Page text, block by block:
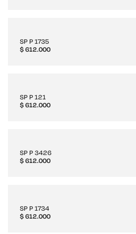
SP P 1735
$612.000
SP P 121
$612.000
SP P 3426
$612.000
SP P 1734
$612.000